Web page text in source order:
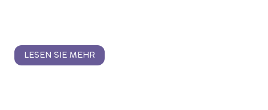
LESEN SIE MEHR